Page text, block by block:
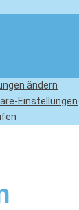
ändern
Einstellungen